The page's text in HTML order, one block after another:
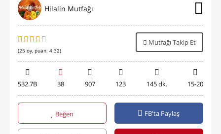
Hilalin Mutfağı
(25 oy, puan: 4.32)
Mutfağı Takip Et
532.7B 38 907 123 145 dk. 15-20
Beğen FB'ta Paylaş